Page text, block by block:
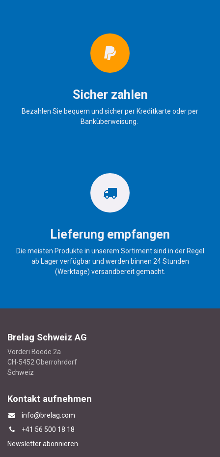
Sicher zahlen
Bezahlen Sie bequem und sicher per Kreditkarte oder per
Banküberweisung.
Lieferung empfangen
Die meisten Produkte in unserem Sortiment sind in der Regel
ab Lager verfügbar und werden binnen 24 Stunden
(Werktage) versandbereit gemacht.
Brelag Schweiz AG
Vorderi Boede 2a
CH-5452 Oberrohrdorf
Schweiz
Kontakt aufnehmen
info@brelag.com
+41 56 500 18 18
Newsletter abonnieren